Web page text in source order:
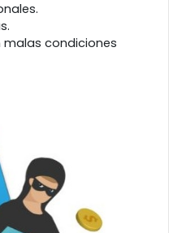
malas condiciones